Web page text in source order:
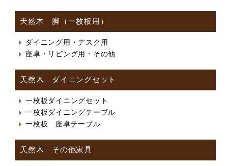
天然木 脚（一枚板用）
ダイニング用・デスク用
座卓・リビング用・その他
天然木 ダイニングセット
一枚板ダイニングセット
一枚板ダイニングテーブル
一枚板 座卓テーブル
天然木 その他家具